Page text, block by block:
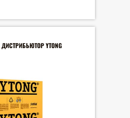
YTONG